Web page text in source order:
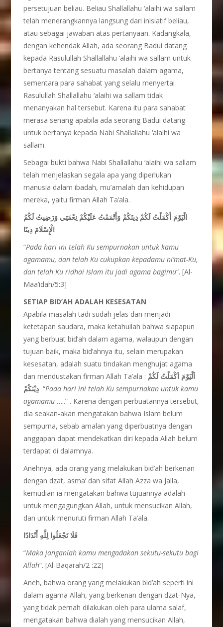
persetujuan beliau. Beliau Shallallahu ‘alaihi wa sallam
telah menerangkannya langsung dari inisiatif beliau,
atau sebagai jawaban atas pertanyaan. Kadangkala,
dengan kehendak Allah, ada seorang Badui datang
kepada Rasulullah Shallallahu ‘alaihi wa sallam untuk
bertanya tentang sesuatu masalah dalam agama,
sementara para sahabat yang selalu menyertai
Rasulullah Shallallahu ‘alaihi wa sallam tidak
menanyakan hal tersebut. Karena itu para sahabat
merasa senang apabila ada seorang Badui datang
untuk bertanya kepada Nabi Shallallahu ‘alaihi wa
sallam.
Sebagai bukti bahwa Nabi Shallallahu ‘alaihi wa sallam
telah menjelaskan segala apa yang diperlukan
manusia dalam ibadah, mu’amalah dan kehidupan
mereka, yaitu firman Allah Ta’ala.
الْيَوْمَ أَكْمَلْتُ لَكُمْ دِينَكُمْ وَأَتْمَمْتُ عَلَيْكُمْ نِعْمَتِي وَرَضِيتُ لَكُمُ
الْإِسْلَامَ دِينًا
“Pada hari ini telah Ku sempurnakan untuk kamu
agamamu, dan telah Ku cukupkan kepadamu ni’mat-Ku,
dan telah Ku ridhai Islam itu jadi agama bagimu“. [Al-
Maa’idah/5:3]
SETIAP BID’AH ADALAH KESESATAN
Apabila masalah tadi sudah jelas dan menjadi
ketetapan saudara, maka ketahuilah bahwa siapapun
yang berbuat bid’ah dalam agama, walaupun dengan
tujuan baik, maka bid’ahnya itu, selain merupakan
kesesatan, adalah suatu tindakan menghujat agama
dan mendustakan firman Allah Ta’ala : اَلْيَوْمَ اَكْمَلْتُ لَكُمْ
دِيْنَكُمْ “Pada hari ini telah Ku sempurnakan untuk kamu
agamamu …..” . Karena dengan perbuatannya tersebut,
dia seakan-akan mengatakan bahwa Islam belum
sempurna, sebab amalan yang diperbuatnya dengan
anggapan dapat mendekatkan diri kepada Allah belum
terdapat di dalamnya.
Anehnya, ada orang yang melakukan bid’ah berkenan
dengan dzat, asma’ dan sifat Allah Azza wa Jalla,
kemudian ia mengatakan bahwa tujuannya adalah
untuk mengagungkan Allah, untuk mensucikan Allah,
dan untuk menuruti firman Allah Ta’ala.
فَلَا تَجْعَلُوا لِلَّهِ أَنْدَادًا
“Maka janganlah kamu mengadakan sekutu-sekutu bagi
Allah“. [Al-Baqarah/2 :22]
Aneh, bahwa orang yang melakukan bid’ah seperti ini
dalam agama Allah, yang berkenan dengan dzat-Nya,
yang tidak pernah dilakukan oleh para ulama salaf,
mengatakan bahwa dialah yang mensucikan Allah,